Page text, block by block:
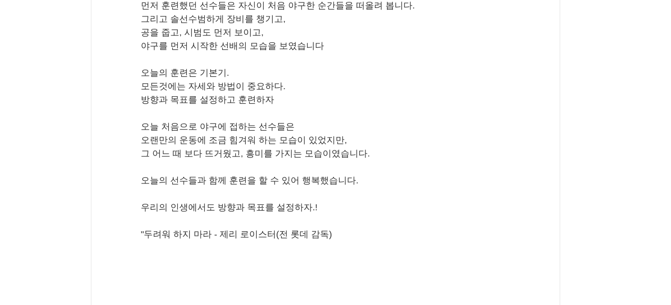
먼저 훈련했던 선수들은 자신이 처음 야구한 순간들을 떠올려 봅니다.
그리고 솔선수범하게 장비를 챙기고,
공을 줍고, 시범도 먼저 보이고,
야구를 먼저 시작한 선배의 모습을 보였습니다
오늘의 훈련은 기본기.
모든것에는 자세와 방법이 중요하다.
방향과 목표를 설정하고 훈련하자
오늘 처음으로 야구에 접하는 선수들은
오랜만의 운동에 조금 힘겨워 하는 모습이 있었지만,
그 어느 때 보다 뜨거웠고, 흥미를 가지는 모습이였습니다.
오늘의 선수들과 함께 훈련을 할 수 있어 행복했습니다.
우리의 인생에서도 방향과 목표를 설정하자.!
"두려워 하지 마라 - 제리 로이스터(전 롯데 감독)